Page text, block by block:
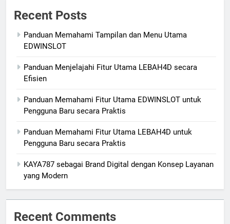
Recent Posts
Panduan Memahami Tampilan dan Menu Utama
EDWINSLOT
Panduan Menjelajahi Fitur Utama LEBAH4D secara
Efisien
Panduan Memahami Fitur Utama EDWINSLOT untuk
Pengguna Baru secara Praktis
Panduan Memahami Fitur Utama LEBAH4D untuk
Pengguna Baru secara Praktis
KAYA787 sebagai Brand Digital dengan Konsep Layanan
yang Modern
Recent Comments